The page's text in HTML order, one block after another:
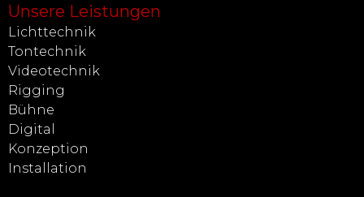
Unsere Leistungen
Lichttechnik
Tontechnik
Videotechnik
Rigging
Bühne
Digital
Konzeption
Installation